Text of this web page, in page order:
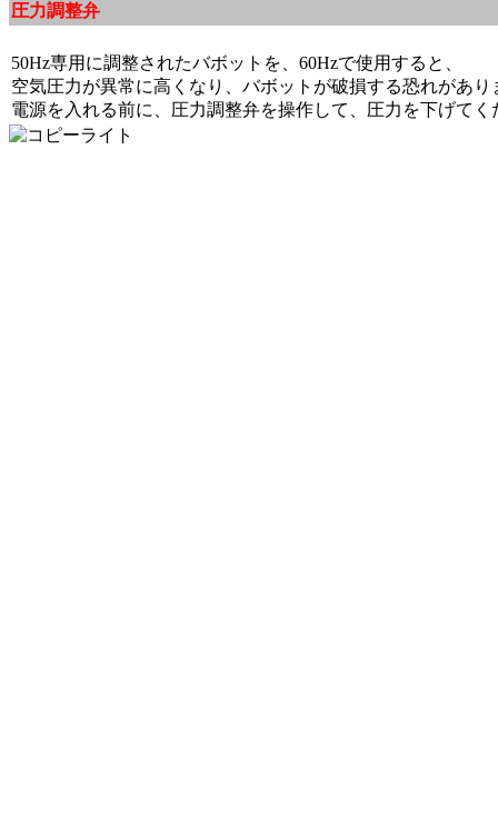
圧力調整弁
50Hz専用に調整されたバボットを、60Hzで使用すると、
空気圧力が異常に高くなり、バボットが破損する恐れがあり
電源を入れる前に、圧力調整弁を操作して、圧力を下げてく